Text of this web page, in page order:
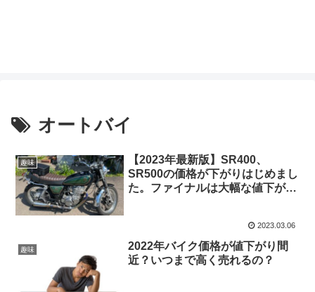
オートバイ
趣味
【2023年最新版】SR400、
SR500の価格が下がりはじめまし
た。ファイナルは大幅な値下がり
2023.03.06
趣味
2022年バイク価格が値下がり間
近？いつまで高く売れるの？